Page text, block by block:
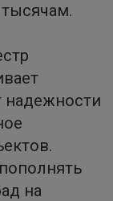
надежности
на